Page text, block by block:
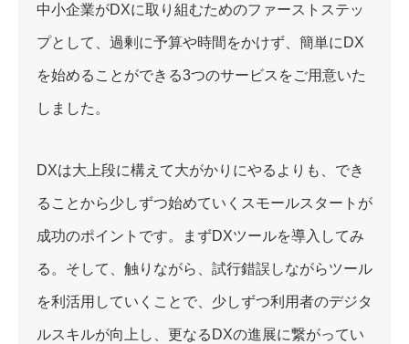
中小企業がDXに取り組むためのファーストステッ
プとして、過剰に予算や時間をかけず、簡単にDX
を始めることができる3つのサービスをご用意いた
しました。
DXは大上段に構えて大がかりにやるよりも、でき
ることから少しずつ始めていくスモールスタートが
成功のポイントです。まずDXツールを導入してみ
る。そして、触りながら、試行錯誤しながらツール
を利活用していくことで、少しずつ利用者のデジタ
ルスキルが向上し、更なるDXの進展に繋がってい